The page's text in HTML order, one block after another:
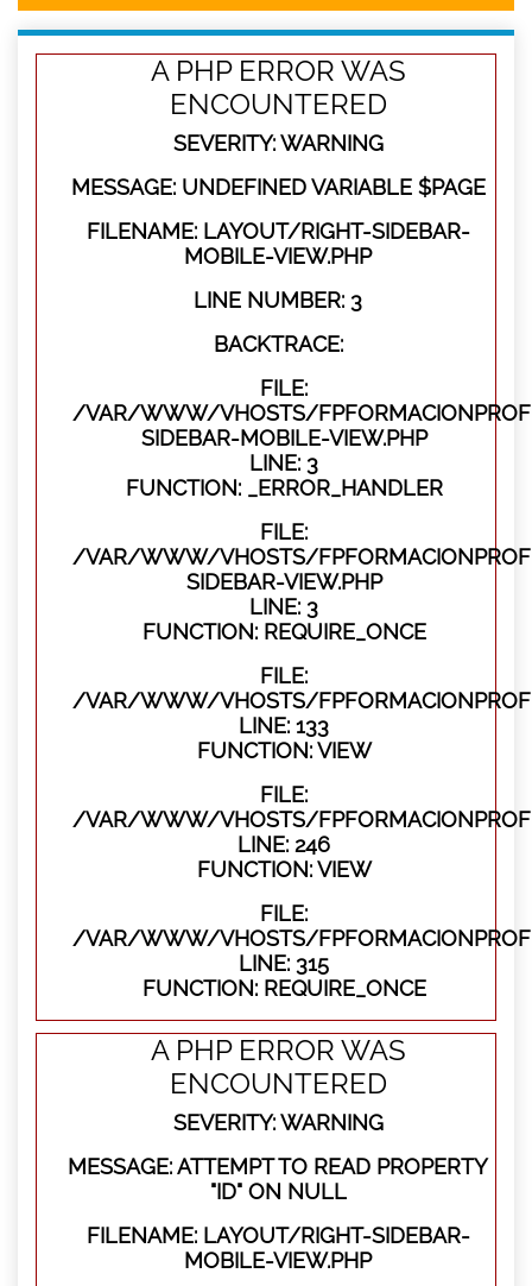
A PHP ERROR WAS
ENCOUNTERED
SEVERITY: WARNING
MESSAGE: UNDEFINED VARIABLE $PAGE
FILENAME: LAYOUT/RIGHT-SIDEBAR-
MOBILE-VIEW.PHP
LINE NUMBER: 3
BACKTRACE:
FILE:
/VAR/WWW/VHOSTS/
SIDEBAR-MOBILE-VIEW.PHP
LINE: 3
FUNCTION: _ERROR_HANDLER
FILE:
/VAR/WWW/VHOSTS/
SIDEBAR-VIEW.PHP
LINE: 3
FUNCTION: REQUIRE_ONCE
FILE:
/VAR/WWW/VHOSTS/
LINE: 133
FUNCTION: VIEW
FILE:
/VAR/WWW/VHOSTS/
LINE: 246
FUNCTION: VIEW
FILE:
/VAR/WWW/VHOSTS/
LINE: 315
FUNCTION: REQUIRE_ONCE
A PHP ERROR WAS
ENCOUNTERED
SEVERITY: WARNING
MESSAGE: ATTEMPT TO READ PROPERTY
"ID" ON NULL
FILENAME: LAYOUT/RIGHT-SIDEBAR-
MOBILE-VIEW.PHP